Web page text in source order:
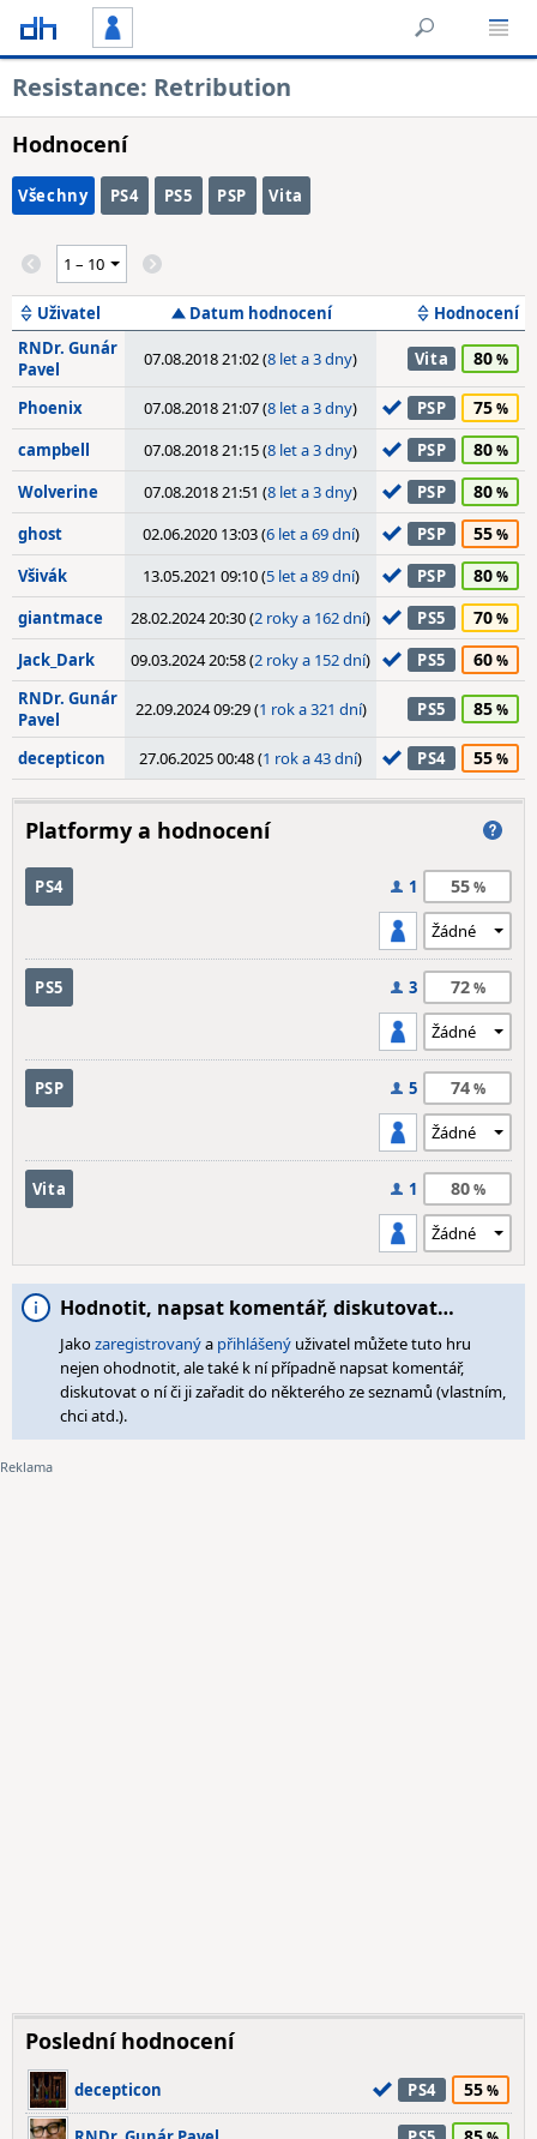
Resistance: Retribution
Hodnocení
Všechny PS4 PS5 PSP Vita
Uživatel Datum hodnocení
Hodnocení
RNDr. Gunár
Pavel
07.08.2018 21:02 (8 let a 3 dny) Vita 80
Phoenix 07.08.2018 21:07 (8 let a 3 dny) PSP 75
campbell 07.08.2018 21:15 (8 let a 3 dny) PSP 80
Wolverine 07.08.2018 21:51 (8 let a 3 dny) PSP 80
ghost 02.06.2020 13:03 (6 let a 69 dní) PSP 55
Všivák 13.05.2021 09:10 (5 let a 89 dní) PSP 80
giantmace 28.02.2024 20:30 (2 roky a 162 dní) PS5 70
Jack_Dark 09.03.2024 20:58 (2 roky a 152 dní) PS5 60
RNDr. Gunár
Pavel
22.09.2024 09:29 (1 rok a 321 dní) PS5 85
decepticon 27.06.2025 00:48 (1 rok a 43 dní) PS4 55
Platformy a hodnocení
PS4 1 55
PS5 3 72
PSP 5 74
Vita 1 80
Hodnotit, napsat komentář, diskutovat…
Jakozaregistrovanýa přihlášený uživatel můžete tuto hru
nejen ohodnotit, ale také k ní případně napsat komentář,
diskutovat o ní či ji zařadit do některého ze seznamů (vlastním,
chci atd.).
Poslední hodnocení
decepticon PS4 55